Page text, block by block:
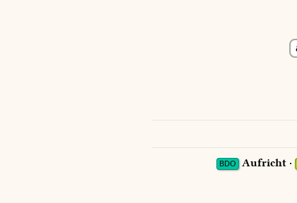
BDO Aufricht ·